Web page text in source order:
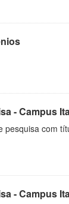
- Campus
pesquisa com
- Campus